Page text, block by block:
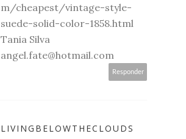
m/cheapest/vintage-style-
suede-solid-color-1858.html
Tania Silva
angel.fate@hotmail.com
Responder
LIVINGBELOWTHECLOUDS